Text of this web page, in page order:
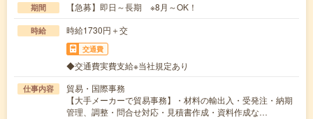
期間 【急募】即日～長期 ※8月～OK！
時給 時給1730円＋交
交通費
◆交通費実費支給※当社規定あり
仕事内容
貿易・国際事務
【大手メーカーで貿易事務】・材料の輸出入・受発注・納期
管理、調整・問合せ対応・見積書作成・資料作成な…